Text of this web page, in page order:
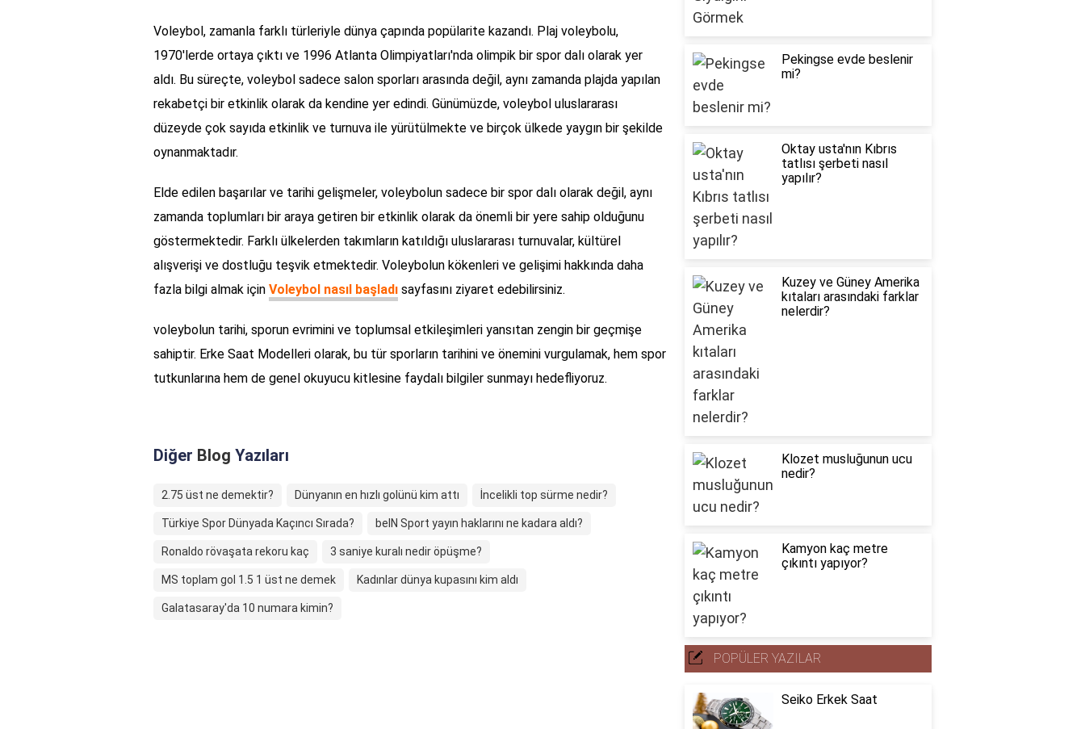
Voleybol, zamanla farklı türleriyle dünya çapında popülarite kazandı. Plaj voleybolu,
1970'lerde ortaya çıktı ve 1996 Atlanta Olimpiyatları'nda olimpik bir spor dalı olarak yer
aldı. Bu süreçte, voleybol sadece salon sporları arasında değil, aynı zamanda plajda yapılan
rekabetçi bir etkinlik olarak da kendine yer edindi. Günümüzde, voleybol uluslararası
düzeyde çok sayıda etkinlik ve turnuva ile yürütülmekte ve birçok ülkede yaygın bir şekilde
oynanmaktadır.
Elde edilen başarılar ve tarihi gelişmeler, voleybolun sadece bir spor dalı olarak değil, aynı
zamanda toplumları bir araya getiren bir etkinlik olarak da önemli bir yere sahip olduğunu
göstermektedir. Farklı ülkelerden takımların katıldığı uluslararası turnuvalar, kültürel
alışverişi ve dostluğu teşvik etmektedir. Voleybolun kökenleri ve gelişimi hakkında daha
fazla bilgi almak için Voleybol nasıl başladı sayfasını ziyaret edebilirsiniz.
voleybolun tarihi, sporun evrimini ve toplumsal etkileşimleri yansıtan zengin bir geçmişe
sahiptir. Erke Saat Modelleri olarak, bu tür sporların tarihini ve önemini vurgulamak, hem spor
tutkunlarına hem de genel okuyucu kitlesine faydalı bilgiler sunmayı hedefliyoruz.
Diğer Blog Yazıları
2.75 üst ne demektir? Dünyanın en hızlı golünü kim attı İncelikli top sürme nedir?
Türkiye Spor Dünyada Kaçıncı Sırada? beIN Sport yayın haklarını ne kadara aldı?
Ronaldo rövaşata rekoru kaç 3 saniye kuralı nedir öpüşme?
MS toplam gol 1.5 1 üst ne demek Kadınlar dünya kupasını kim aldı
Galatasaray'da 10 numara kimin?
Pekingse evde beslenir
mi?
Oktay usta'nın Kıbrıs
tatlısı şerbeti nasıl
yapılır?
Kuzey ve Güney Amerika
kıtaları arasındaki farklar
nelerdir?
Klozet musluğunun ucu
nedir?
Kamyon kaç metre
çıkıntı yapıyor?
POPÜLER YAZILAR
Seiko Erkek Saat